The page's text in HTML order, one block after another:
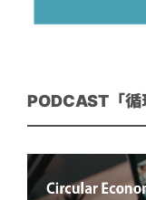
PODCAST「循